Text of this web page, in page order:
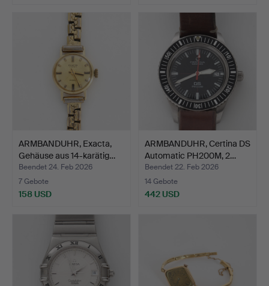
ARMBANDUHR, Exacta,
Gehäuse aus 14-karätig…
Beendet 24. Feb 2026
7 Gebote
158 USD
ARMBANDUHR, Certina DS
Automatic PH200M, 2…
Beendet 22. Feb 2026
14 Gebote
442 USD